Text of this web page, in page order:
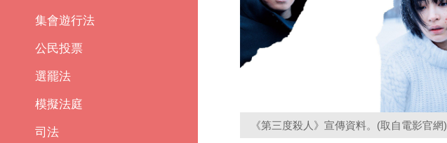
集會遊行法
公民投票
選罷法
模擬法庭
司法
《第三度殺人》宣傳資料。(取自電影官網)